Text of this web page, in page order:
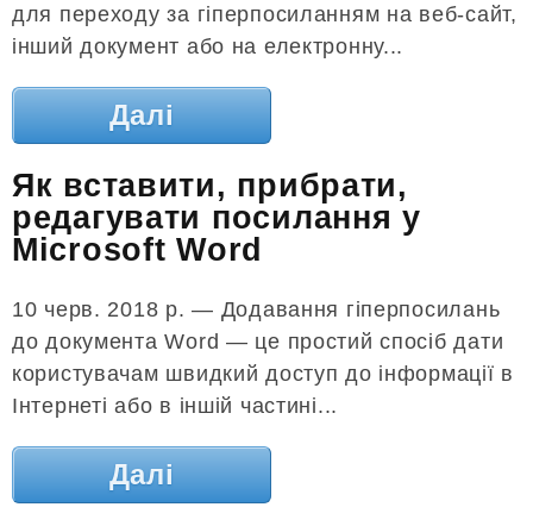
для переходу за гіперпосиланням на веб-сайт,
інший документ або на електронну...
Далі
Як вставити, прибрати,
редагувати посилання у
Microsoft Word
10 черв. 2018 р. — Додавання гіперпосилань
до документа Word — це простий спосіб дати
користувачам швидкий доступ до інформації в
Інтернеті або в іншій частині...
Далі